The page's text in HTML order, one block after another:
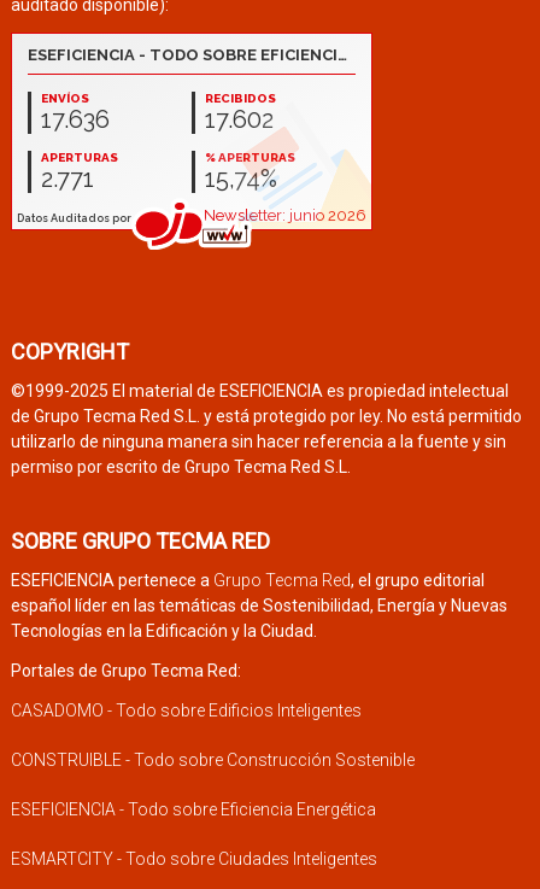
auditado disponible):
COPYRIGHT
©1999-2025 El material de ESEFICIENCIA es propiedad intelectual
de Grupo Tecma Red S.L. y está protegido por ley. No está permitido
utilizarlo de ninguna manera sin hacer referencia a la fuente y sin
permiso por escrito de Grupo Tecma Red S.L.
SOBRE GRUPO TECMA RED
ESEFICIENCIA pertenece a Grupo Tecma Red, el grupo editorial
español líder en las temáticas de Sostenibilidad, Energía y Nuevas
Tecnologías en la Edificación y la Ciudad.
Portales de Grupo Tecma Red:
CASADOMO - Todo sobre Edificios Inteligentes
CONSTRUIBLE - Todo sobre Construcción Sostenible
ESEFICIENCIA - Todo sobre Eficiencia Energética
ESMARTCITY - Todo sobre Ciudades Inteligentes